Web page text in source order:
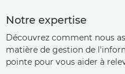
Notre expertise
Découvrez comment nous
matière de gestion de
pointe pour vous aider à